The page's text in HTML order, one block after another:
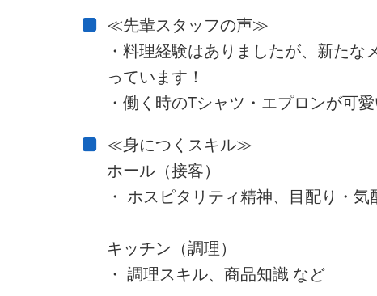
≪先輩スタッフの声≫
・料理経験はありましたが、新た
っています！
・働く時のTシャツ・エプロンが可愛
≪身につくスキル≫
ホール（接客）
・ ホスピタリティ精神、目配り・
キッチン（調理）
・ 調理スキル、商品知識 など